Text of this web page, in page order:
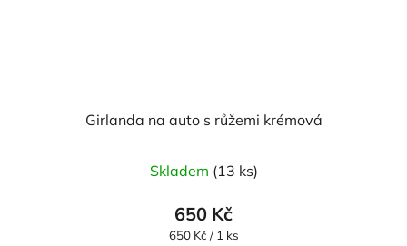
Girlanda na auto s růžemi krémová
Skladem (13 ks)
650 Kč
Měrná
650 Kč / 1 ks